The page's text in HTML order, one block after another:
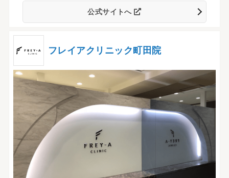
公式サイトへ
フレイアクリニック町田院